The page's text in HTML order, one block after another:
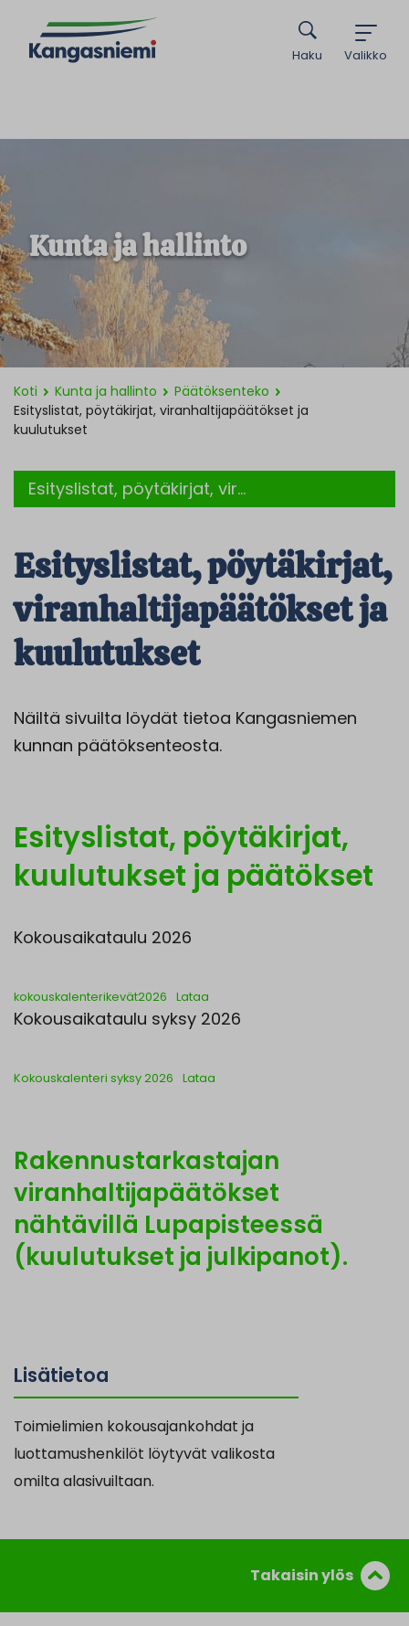
Valikko
Haku
Kunta ja hallinto
Koti Kunta ja hallinto
Päätöksenteko
Esityslistat, pöytäkirjat, viranhaltijapäätökset ja
kuulutukset
Esityslistat, pöytäkirjat, vir...
Esityslistat, pöytäkirjat,
viranhaltijapäätökset ja
kuulutukset
Näiltä sivuilta löydät tietoa Kangasniemen
kunnan päätöksenteosta.
Esityslistat, pöytäkirjat,
kuulutukset ja päätökset
Kokousaikataulu 2026
kokouskalenterikevät2026 Lataa
Kokousaikataulu syksy 2026
Kokouskalenteri syksy 2026 Lataa
Rakennustarkastajan
viranhaltijapäätökset
nähtävillä Lupapisteessä
(kuulutukset ja julkipanot).
Lisätietoa
Toimielimien kokousajankohdat ja
luottamushenkilöt löytyvät valikosta
omilta alasivuiltaan.
Takaisin ylös